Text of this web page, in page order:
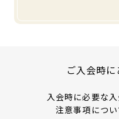
入会時には
ご入会時
入会時に必要な
注意事項につ